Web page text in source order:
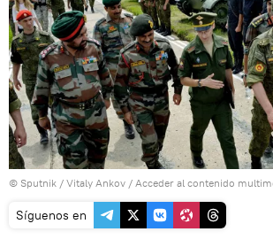
© Sputnik / Vitaly Ankov / Acceder al contenido
Síguenos en